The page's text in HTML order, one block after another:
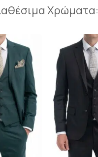
Χρώματα: